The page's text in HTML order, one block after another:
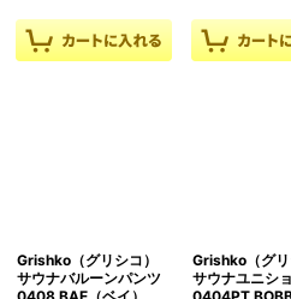
Grishko（グリシコ）
サウナバルーンパンツ
Grishko（グリ
サウナユニシ